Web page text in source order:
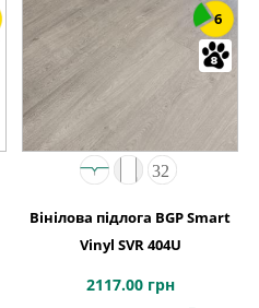
6
Вінілова підлога BGP Smart
Vinyl SVR 404U
2117.00 грн